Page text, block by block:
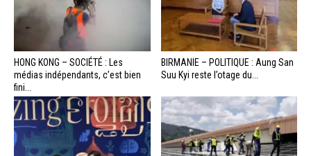
HONG KONG – SOCIÉTÉ : Les
médias indépendants, c’est bien
fini...
BIRMANIE – POLITIQUE : Aung San
Suu Kyi reste l’otage du...